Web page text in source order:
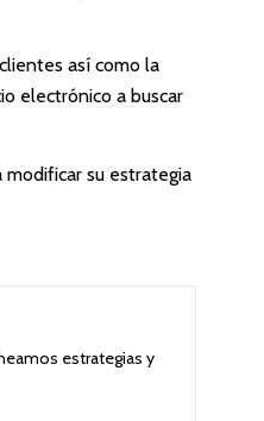
así como la
electrónico a buscar
su estrategia
estrategias y